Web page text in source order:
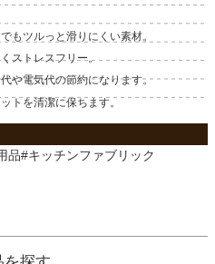
もツルっと滑りにくい素材。
ストレスフリー。
や電気代の節約になります。
トを清潔に保ちます。
品#キッチンファブリック